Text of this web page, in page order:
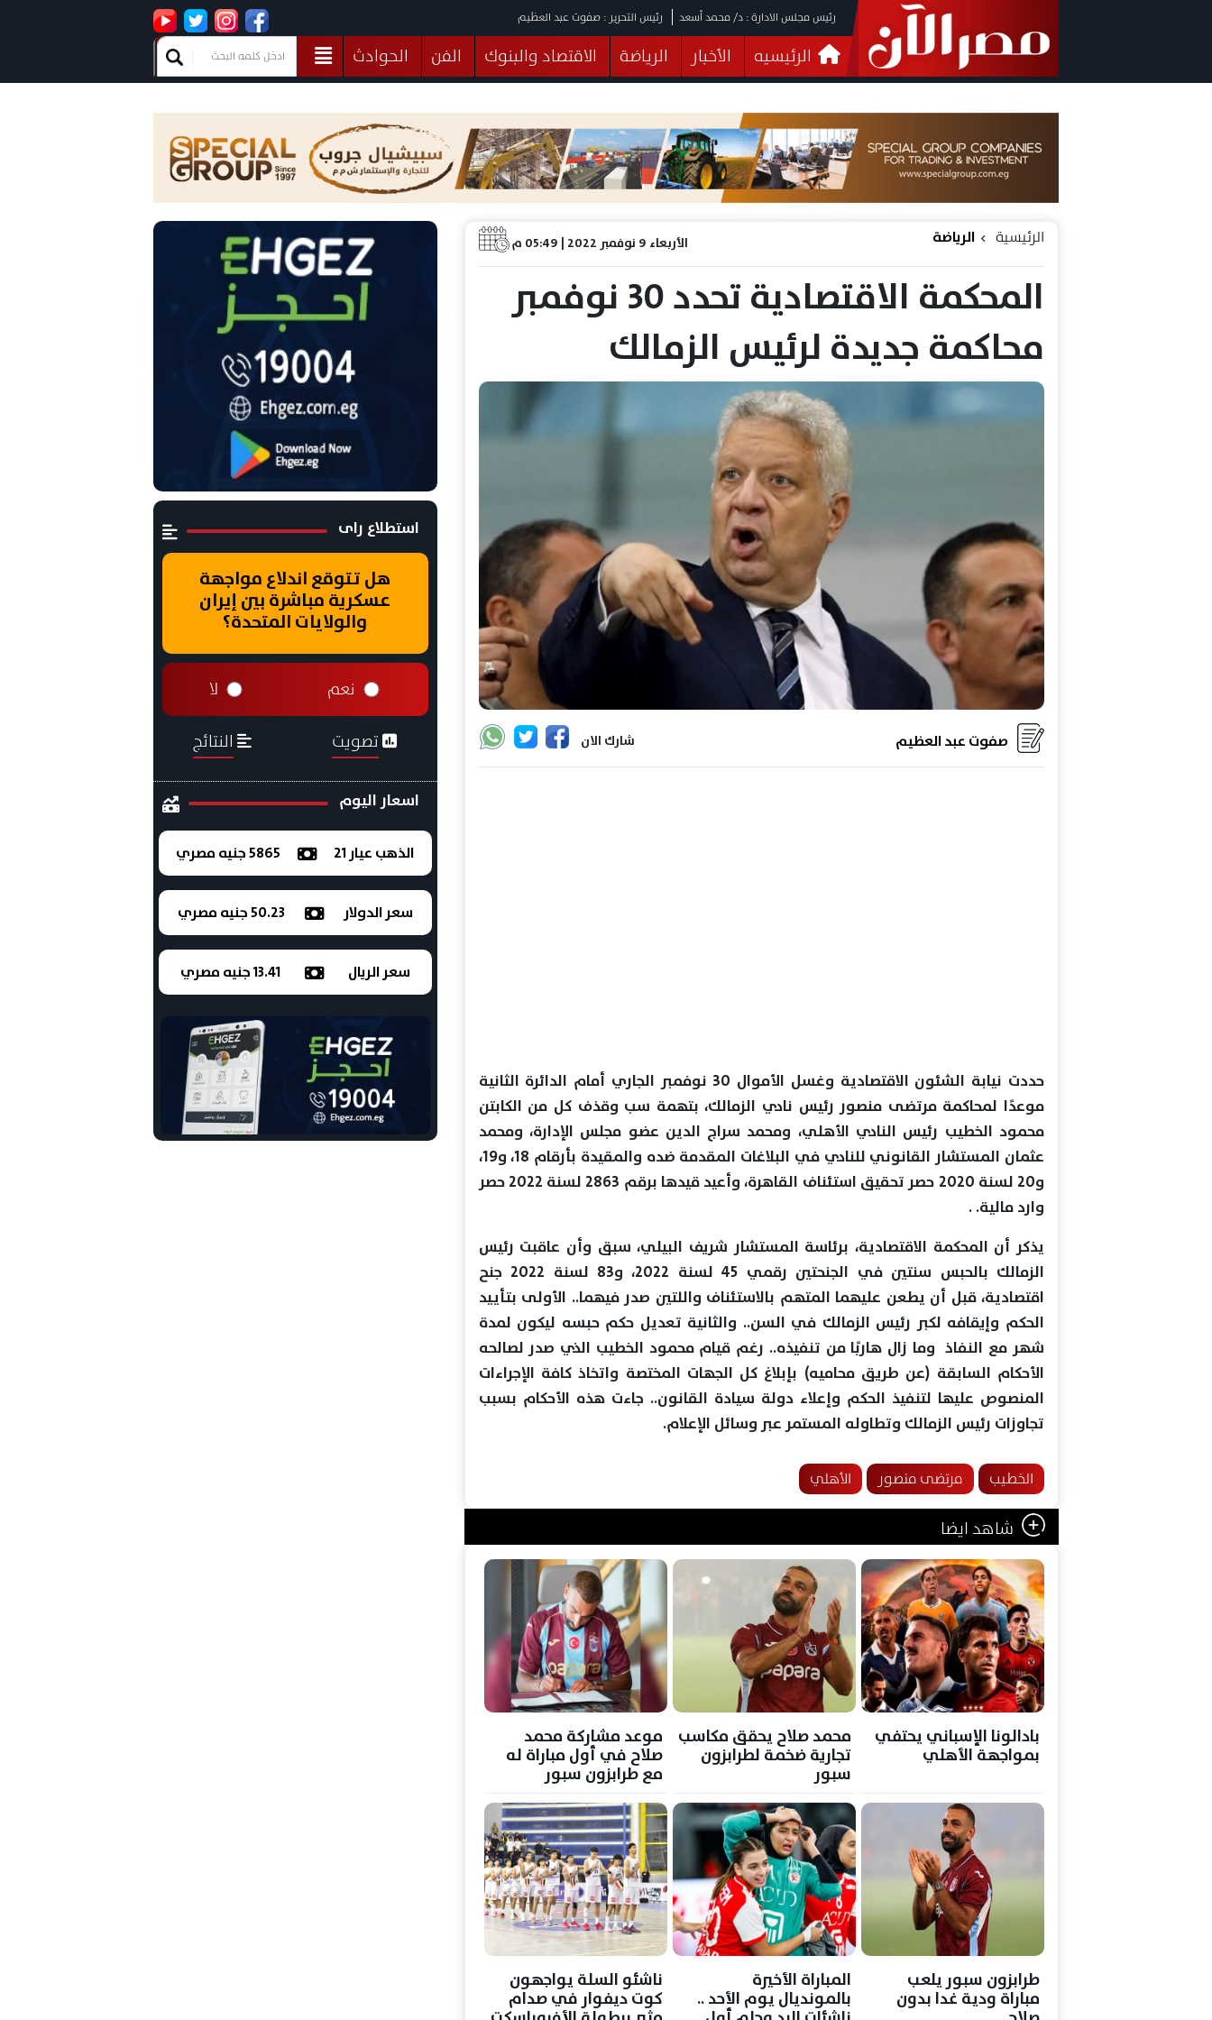
رئيس مجلس الادارة : د/ محمد أسعد رئيس التحرير : صفوت عبد العظيم
الرئيسيه الأخبار الرياضة الاقتصاد والبنوك الفن
الحوادث
فيديوهات
البرلمان صحة الثقافة خدمات منوعات
الأربعاء 9 نوفمبر 2022 | 05:49 م الرئيسية الرياضة
المحكمة الاقتصادية تحدد 30 نوفمبر
محاكمة جديدة لرئيس الزمالك
شارك الان صفوت عبد العظيم
حددت نيابة الشئون الاقتصادية وغسل الأموال 30 نوفمبر الجاري أمام الدائرة الثانية
موعدًا لمحاكمة مرتضى منصور رئيس نادي الزمالك، بتهمة سب وقذف كل من الكابتن
محمود الخطيب رئيس النادي الأهلي، ومحمد سراج الدين عضو مجلس الإدارة، ومحمد
عثمان المستشار القانوني للنادي في البلاغات المقدمة ضده والمقيدة بأرقام 18، و19،
و20 لسنة 2020 حصر تحقيق استئناف القاهرة، وأعيد قيدها برقم 2863 لسنة 2022 حصر
وارد مالية. .
يذكر أن المحكمة الاقتصادية، برئاسة المستشار شريف البيلي، سبق وأن عاقبت رئيس
الزمالك بالحبس سنتين في الجنحتين رقمي 45 لسنة 2022، و83 لسنة 2022 جنح
اقتصادية، قبل أن يطعن عليهما المتهم بالاستئناف واللتين صدر فيهما.. الأولى بتأييد
الحكم وإيقافه لكبر رئيس الزمالك في السن.. والثانية تعديل حكم حبسه ليكون لمدة
شهر مع النفاذ وما زال هاربًا من تنفيذه.. رغم قيام محمود الخطيب الذي صدر لصالحه
الأحكام السابقة (عن طريق محاميه) بإبلاغ كل الجهات المختصة واتخاذ كافة الإجراءات
المنصوص عليها لتنفيذ الحكم وإعلاء دولة سيادة القانون.. جاءت هذه الأحكام بسبب
تجاوزات رئيس الزمالك وتطاوله المستمر عبر وسائل الإعلام.
الخطيب مرتضى منصور الأهلي
شاهد ايضا
بادالونا الإسباني يحتفي
بمواجهة الأهلي
محمد صلاح يحقق مكاسب
تجارية ضخمة لطرابزون
سبور
موعد مشاركة محمد
صلاح في أول مباراة له
مع طرابزون سبور
طرابزون سبور يلعب
مباراة ودية غدا بدون
المباراة الأخيرة
بالمونديال يوم الأحد ..
ناشئو السلة يواجهون
كوت ديفوار في صدام
استطلاع راى
هل تتوقع اندلاع مواجهة
عسكرية مباشرة بين إيران
والولايات المتحدة؟
نعم لا
تصويت النتائج
اسعار اليوم
الذهب عيار 21 5865 جنيه مصري
سعر الدولار 50.23 جنيه مصري
سعر الريال 13.41 جنيه مصري